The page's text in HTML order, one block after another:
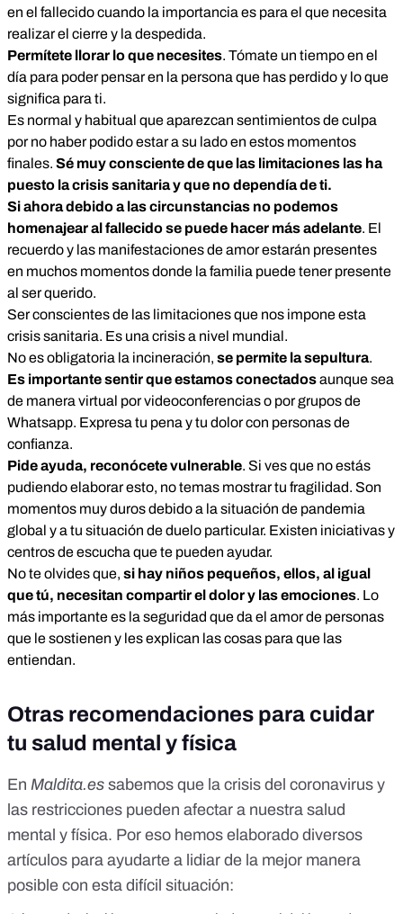
en el fallecido cuando la importancia es para el que necesita
realizar el cierre y la despedida.
Permítete llorar lo que necesites. Tómate un tiempo en el
día para poder pensar en la persona que has perdido y lo que
significa para ti.
Es normal y habitual que aparezcan sentimientos de culpa
por no haber podido estar a su lado en estos momentos
finales. Sé muy consciente de que las limitaciones las ha
puesto la crisis sanitaria y que no dependía de ti.
Si ahora debido a las circunstancias no podemos
homenajear al fallecido se puede hacer más adelante. El
recuerdo y las manifestaciones de amor estarán presentes
en muchos momentos donde la familia puede tener presente
al ser querido.
Ser conscientes de las limitaciones que nos impone esta
crisis sanitaria. Es una crisis a nivel mundial.
No es obligatoria la incineración, se permite la sepultura.
Es importante sentir que estamos conectadosaunque sea
de manera virtual por videoconferencias o por grupos de
Whatsapp. Expresa tu pena y tu dolor con personas de
confianza.
Pide ayuda, reconócete vulnerable. Si ves que no estás
pudiendo elaborar esto, no temas mostrar tu fragilidad. Son
momentos muy duros debido a la situación de pandemia
global y a tu situación de duelo particular. Existen iniciativas y
centros de escucha que te pueden ayudar.
No te olvides que, si hay niños pequeños, ellos, al igual
que tú, necesitan compartir el dolor y las emociones. Lo
más importante es la seguridad que da el amor de personas
que le sostienen y les explican las cosas para que las
entiendan.
Otras recomendaciones para cuidar
tu salud mental y física
En Maldita.es sabemos que la crisis del coronavirus y
las restricciones pueden afectar a nuestra salud
mental y física. Por eso hemos elaborado diversos
artículos para ayudarte a lidiar de la mejor manera
posible con esta difícil situación: